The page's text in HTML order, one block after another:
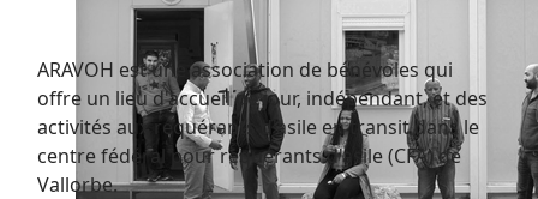
ARAVOH est une association de bénévoles qui
offre un lieu d'accueil de jour, indépendant, et des
activités aux requérants d'asile en transit dans le
centre fédéral pour requérants d'asile (CFA) de
Vallorbe.